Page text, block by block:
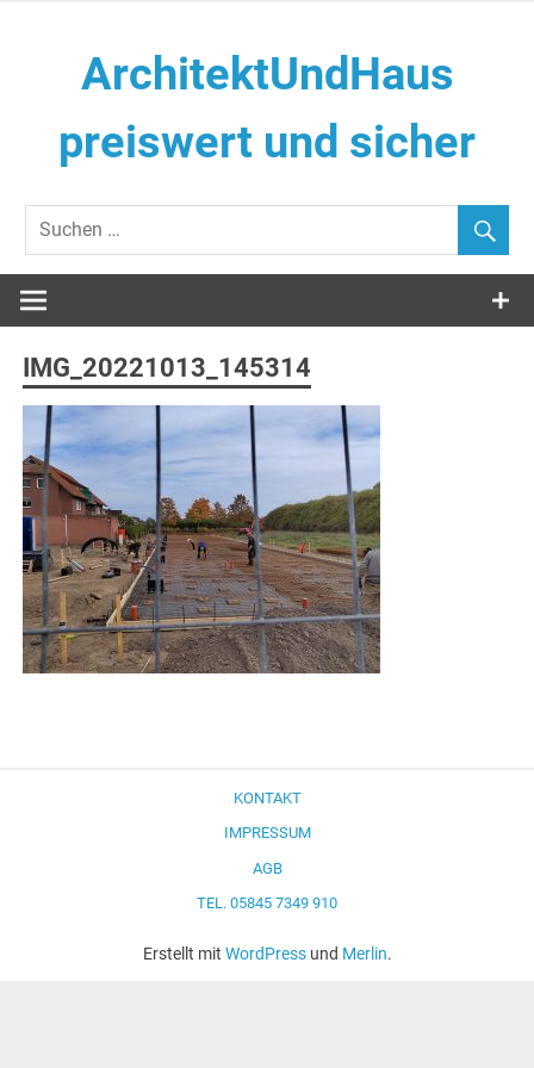
ArchitektUndHaus
preiswert und sicher
IMG_20221013_145314
KONTAKT
IMPRESSUM
AGB
TEL. 05845 7349 910
Erstellt mit WordPressund Merlin.